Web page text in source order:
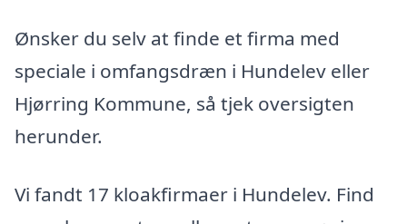
Ønsker du selv at finde et firma med
speciale i omfangsdræn i Hundelev eller
Hjørring Kommune, så tjek oversigten
herunder.
Vi fandt 17 kloakfirmaer i Hundelev. Find